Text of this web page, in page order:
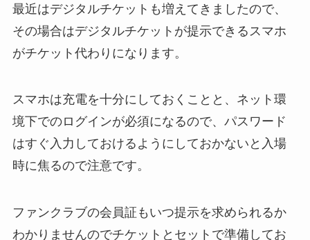
最近はデジタルチケットも増えてきましたので、
その場合はデジタルチケットが提示できるスマホ
がチケット代わりになります。
スマホは充電を十分にしておくことと、ネット環
境下でのログインが必須になるので、パスワード
はすぐ入力しておけるようにしておかないと入場
時に焦るので注意です。
ファンクラブの会員証もいつ提示を求められるか
わかりませんのでチケットとセットで準備してお